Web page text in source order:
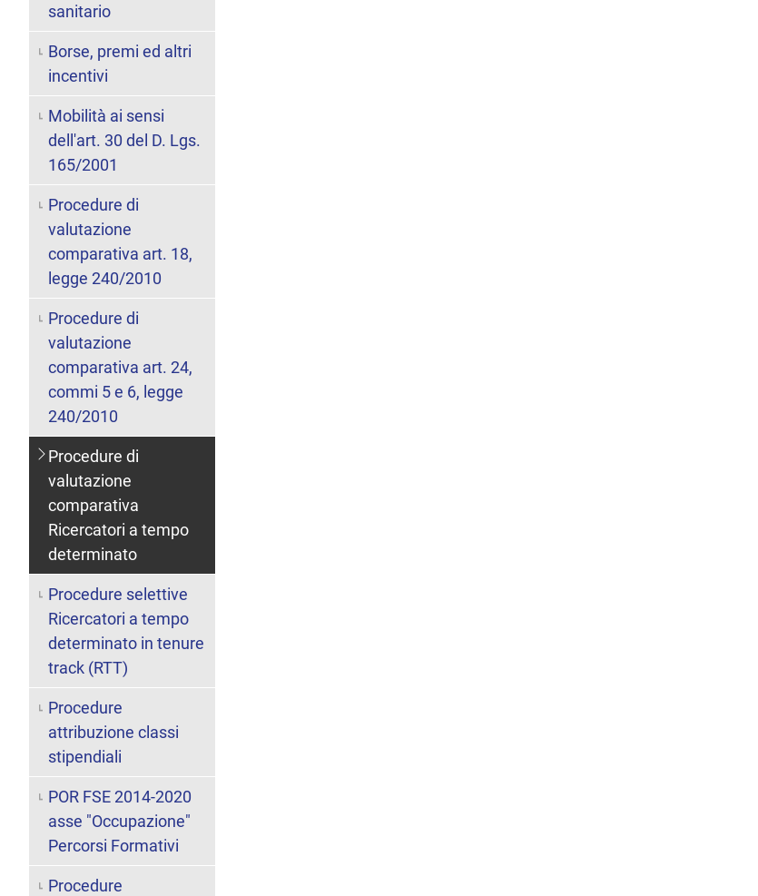
sanitario
Borse, premi ed altri
incentivi
Mobilità ai sensi
dell'art. 30 del D. Lgs.
165/2001
Procedure di
valutazione
comparativa art. 18,
legge 240/2010
Procedure di
valutazione
comparativa art. 24,
commi 5 e 6, legge
240/2010
Procedure di
valutazione
comparativa
Ricercatori a tempo
determinato
Procedure selettive
Ricercatori a tempo
determinato in tenure
track (RTT)
Procedure
attribuzione classi
stipendiali
POR FSE 2014-2020
asse "Occupazione"
Percorsi Formativi
Procedure